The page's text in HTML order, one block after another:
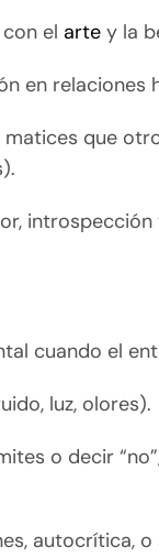
el arte y la
en relaciones
que
cuando el
luz, olores).
o decir
autocrítica,